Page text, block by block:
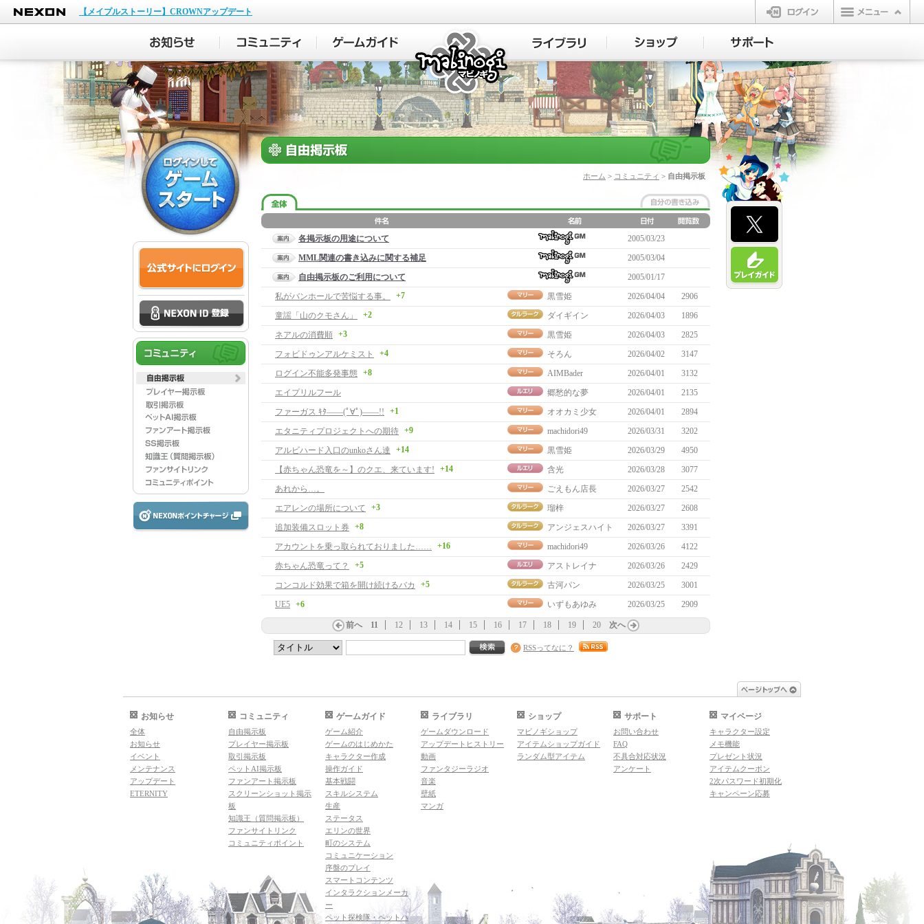
NEXON
【メイプルストーリー】CROWNアップデート
ログイン
マビノギ
ホーム > コミュニティ > 自由掲示板
各掲示板の用途について
2005/03/23
MML関連の書き込みに関する補足
2005/03/04
自由掲示板のご利用について
2005/01/17
私がバンホールで苦悩する事。
+7 黒雪姫 2026/04/04
2906
童謡「山のクモさん」
+2 ダイギイン 2026/04/03
1896
ネアルの消費順 +3 黒雪姫 2026/04/03
2825
フォビドゥンアルケミスト
+4 そろん 2026/04/02
3147
ログイン不能多発事態 +8 AIMBader 2026/04/01
3132
エイプリルフール
郷愁的な夢 2026/04/01
2135
ファーガス ｷﾀ――(ﾟ∀ﾟ)――!!
+1 オオカミ少女 2026/04/01
2894
エタニティプロジェクトへの期待 +9 machidori49 2026/03/31
3202
アルビハード入口のunkoさん達
+14 黒雪姫 2026/03/29
4950
【赤ちゃん恐竜を～】のクエ、来ています!
+14 含光 2026/03/28
3077
あれから…。
ごえもん店長 2026/03/27
2542
エアレンの場所について
+3 瑠梓 2026/03/27
2608
追加装備スロット券
+8 アンジェスハイト 2026/03/27
3391
アカウントを乗っ取られておりました……
+16 machidori49 2026/03/26
4122
赤ちゃん恐竜って？
+5 アストレイナ 2026/03/26
2429
コンコルド効果で箱を開け続けるバカ
+5 古河パン 2026/03/25
3001
UE5 +6 いずもあゆみ 2026/03/25 2909
前へ 11 12 13 14 15 16 17 18 19 20 次へ
RSSってなに？
お知らせ
全体
お知らせ
イベント
メンテナンス
アップデート
ETERNITY
コミュニティ
自由掲示板
プレイヤー掲示板
取引掲示板
ペットAI掲示板
ファンアート掲示板
スクリーンショット掲示
板
知識王（質問掲示板）
ファンサイトリンク
コミュニティポイント
ゲームガイド
ゲーム紹介
ゲームのはじめかた
キャラクター作成
操作ガイド
基本戦闘
スキルシステム
生産
ステータス
エリンの世界
町のシステム
コミュニケーション
序盤のプレイ
スマートコンテンツ
インタラクションメーカ
ー
ペット探検隊・ペットハ
ライブラリ
ゲームダウンロード
アップデートヒストリー
動画
ファンタジーラジオ
音楽
壁紙
マンガ
ショップ
マビノギショップ
アイテムショップガイド
ランダム型アイテム
サポート
お問い合わせ
FAQ
不具合対応状況
アンケート
マイページ
キャラクター設定
メモ機能
プレゼント状況
アイテムクーポン
2次パスワード初期化
キャンペーン応募